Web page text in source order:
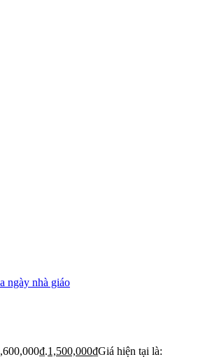
ngày nhà giáo
1,500,000₫Giá hiện tại là: